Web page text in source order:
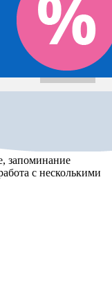
запоминание
с несколькими